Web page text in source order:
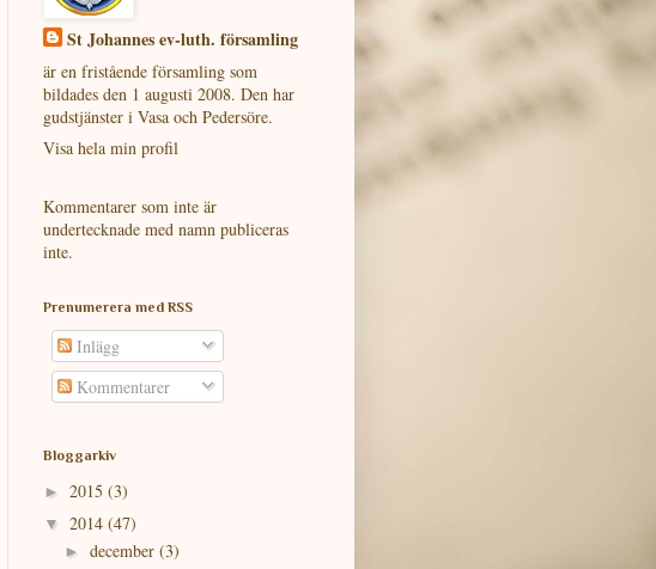
St Johannes ev-luth. församling
är en fristående församling som
bildades den 1 augusti 2008. Den har
gudstjänster i Vasa och Pedersöre.
Visa hela min profil
Kommentarer som inte är
undertecknade med namn publiceras
inte.
Prenumerera med RSS
Inlägg
Kommentarer
Bloggarkiv
► 2015 (3)
▼ 2014 (47)
► december (3)